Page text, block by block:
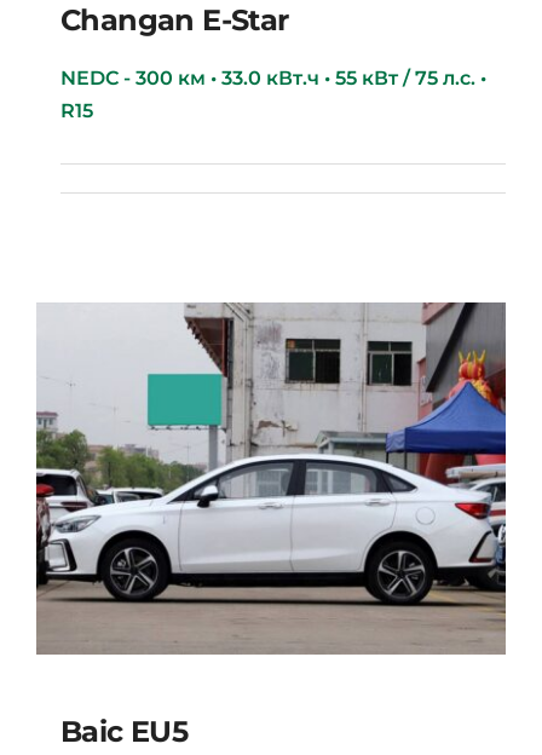
Changan E-Star
NEDC - 300 км • 33.0 кВт.ч • 55 кВт / 75 л.с. •
R15
Baic EU5